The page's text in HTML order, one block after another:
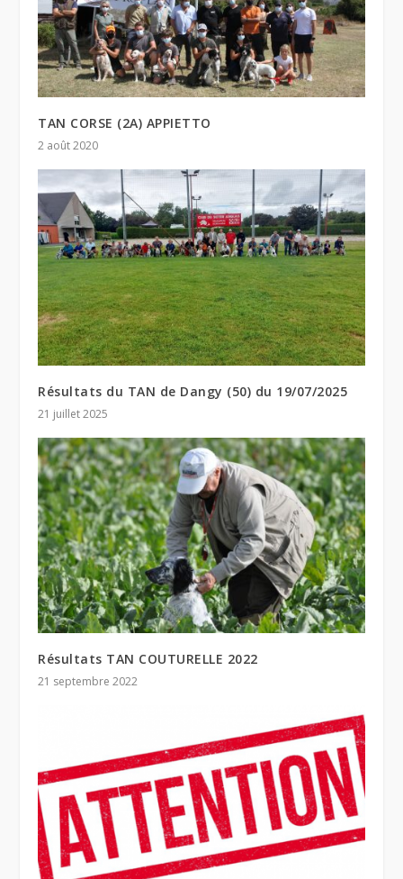
TAN CORSE (2A) APPIETTO
2 août 2020
Résultats du TAN de Dangy (50) du 19/07/2025
21 juillet 2025
Résultats TAN COUTURELLE 2022
21 septembre 2022